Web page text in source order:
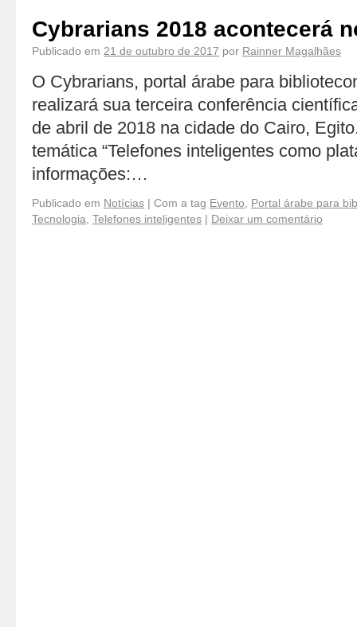
Cybrarians 2018 acontecerá
Publicado em 21 de outubro de 2017 por Rainner Magalhães
O Cybrarians, portal árabe para
realizará sua terceira conferência
de abril de 2018 na cidade do Cairo,
temática “Telefones inteligentes como
informações:…
Publicado em Notícias | Com a tag Evento
Portal árabe para
Tecnologia Telefones inteligentes | Deixar um comentário